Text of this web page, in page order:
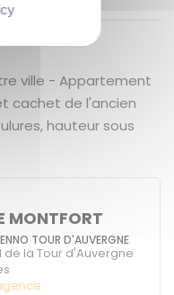
ville - Appartement
cachet de l'ancien
hauteur sous
MONTFORT
TOUR D'AUVERGNE
de la Tour d'Auvergne